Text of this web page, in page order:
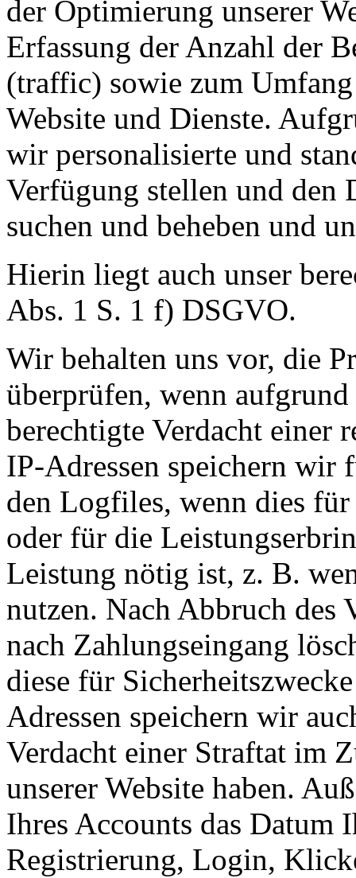
der Optimierung unserer
Erfassung der Anzahl der
(traffic) sowie zum
Website und Dienste.
wir personalisierte und
Verfügung stellen und den
suchen und beheben und
Hierin liegt auch unser
Abs. 1 S. 1 f) DSGVO.
Wir behalten uns vor, die
überprüfen, wenn
berechtigte Verdacht einer
IP-Adressen speichern wir
den Logfiles, wenn dies
oder für die
Leistung nötig ist, z. B.
nutzen. Nach Abbruch des
nach Zahlungseingang
diese für
Adressen speichern wir
Verdacht einer Straftat im
unserer Website haben.
Ihres Accounts das Datum
Registrierung, Login,